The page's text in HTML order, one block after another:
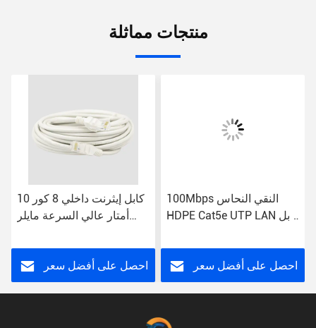
منتجات مماثلة
كابل إيثرنت داخلي 8 كور 10
أمتار عالي السرعة مايلر
تصحيح
احصل على أفضل سعر
100Mbps النقي النحاس
HDPE Cat5e UTP LAN كابل
التصحيح
احصل على أفضل سعر